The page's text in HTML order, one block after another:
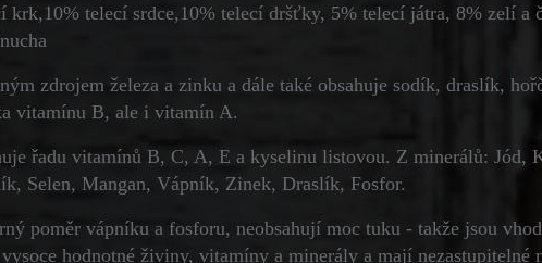
krk,10% telecí srdce,10% telecí dršťky, 5% telecí játra, 8% zelí a
zdrojem železa a zinku a dále také obsahuje sodík, draslík,
vitamínu B, ale i vitamín A.
řadu vitamínů B, C, A, E a kyselinu listovou. Z minerálů: Jód,
Selen, Mangan, Vápník, Zinek, Draslík, Fosfor.
poměr vápníku a fosforu, neobsahují moc tuku - takže jsou
hodnotné živiny, vitamíny a minerály a mají nezastupitelné